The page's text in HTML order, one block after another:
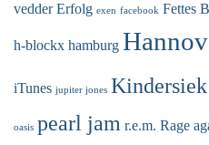
vedder Erfolg exen facebook Fettes
h-blockx hamburg
iTunes jupiter jones Kindersiek
oasis pearl jam r.e.m. Rage